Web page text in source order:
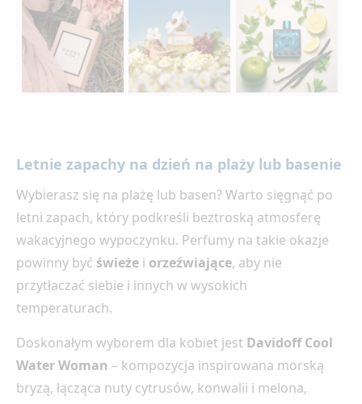
Letnie zapachy na dzień na plaży lub basenie
Wybierasz się na plażę lub basen? Warto sięgnąć po
letni zapach, który podkreśli beztroską atmosferę
wakacyjnego wypoczynku. Perfumy na takie okazje
powinny być świeże i orzeźwiające, aby nie
przytłaczać siebie i innych w wysokich
temperaturach.
Doskonałym wyborem dla kobiet jest Davidoff Cool
Water Woman – kompozycja inspirowana morską
bryzą, łącząca nuty cytrusów, konwalii i melona,